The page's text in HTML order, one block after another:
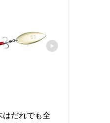
はだれでも全